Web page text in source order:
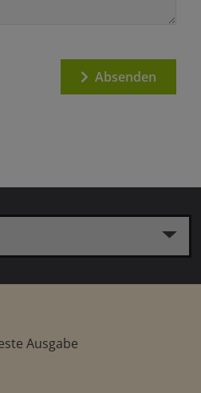
Absenden
Ausgabe